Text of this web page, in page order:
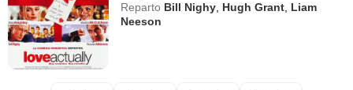
Reparto Bill Nighy, Hugh Grant, Liam
Neeson